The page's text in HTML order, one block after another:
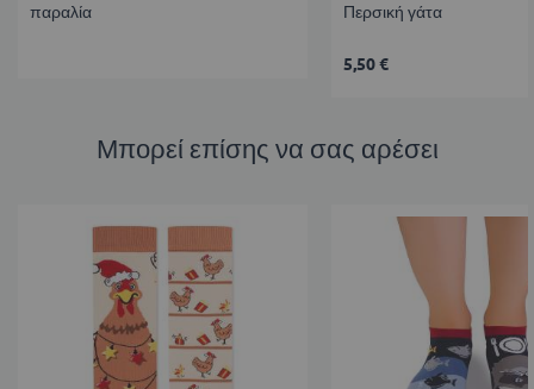
παραλία
Περσική γάτα
5,50 €
Μπορεί επίσης να σας αρέσει